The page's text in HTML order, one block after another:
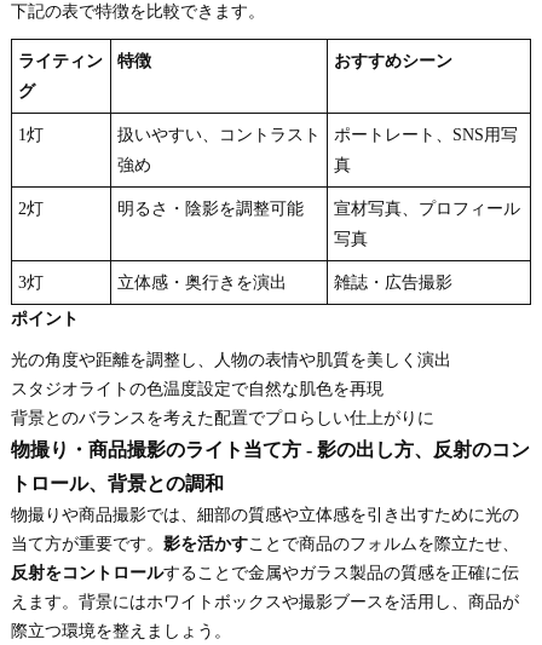
下記の表で特徴を比較できます。
ライティン
グ
特徴 おすすめシーン
1灯
扱いやすい、コントラスト
強め
ポートレート、SNS用写
真
2灯 明るさ・陰影を調整可能
宣材写真、プロフィール
写真
3灯 立体感・奥行きを演出
雑誌・広告撮影
ポイント
光の角度や距離を調整し、人物の表情や肌質を美しく演出
スタジオライトの色温度設定で自然な肌色を再現
背景とのバランスを考えた配置でプロらしい仕上がりに
物撮り・商品撮影のライト当て方 - 影の出し方、反射のコン
トロール、背景との調和
物撮りや商品撮影では、細部の質感や立体感を引き出すために光の
当て方が重要です。 影を活かすことで商品のフォルムを際立たせ、
反射をコントロールすることで金属やガラス製品の質感を正確に伝
えます。背景にはホワイトボックスや撮影ブースを活用し、商品が
際立つ環境を整えましょう。